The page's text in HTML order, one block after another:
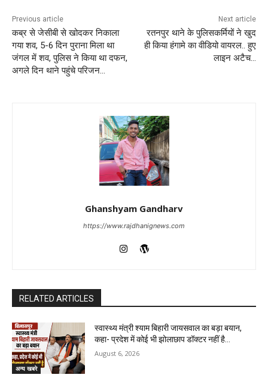
Previous article
कब्र से जेसीबी से खोदकर निकाला
गया शव, 5-6 दिन पुराना मिला था
जंगल में शव, पुलिस ने किया था दफन,
अगले दिन थाने पहुंचे परिजन…
Next article
रतनपुर थाने के पुलिसकर्मियों ने खुद
ही किया हंगामे का वीडियो वायरल.. हुए
लाइन अटैच…
Ghanshyam Gandharv
https://www.rajdhanignews.com
RELATED ARTICLES
अन्य खबरे
स्वास्थ्य मंत्री श्याम बिहारी जायसवाल का बड़ा बयान,
कहा- प्रदेश में कोई भी झोलाछाप डॉक्टर नहीं है…
August 6, 2026